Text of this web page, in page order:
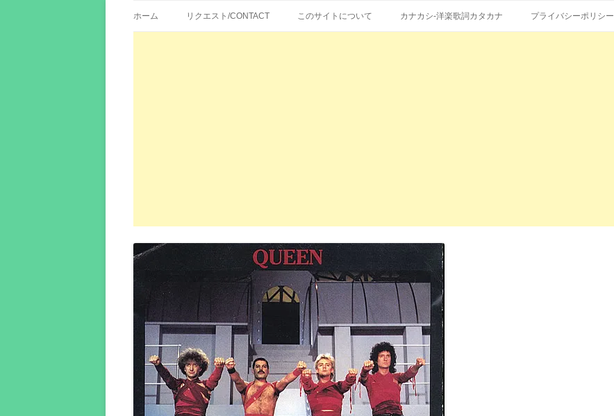
エイカシ | 洋楽歌詞の和訳、英語の意味、読み方
ン
ン
ホーム リクエスト/CONTACT このサイトについて カナカシ-洋楽歌詞カタカナ プライバシーポリシー